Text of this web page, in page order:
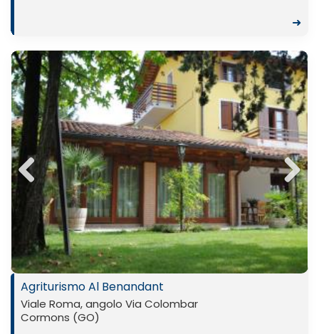
➜
Previ
Next
Agriturismo Al Benandant
Viale Roma, angolo Via Colombar
Cormons (GO)